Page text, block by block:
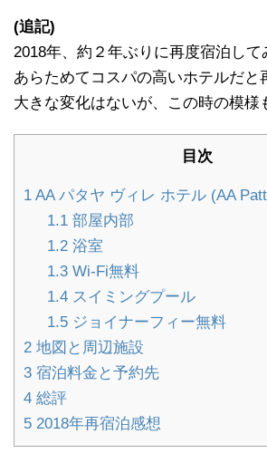
(追記)
2018年、約２年ぶりに再度宿泊して
あらためてコスパの高いホテルだと
大きな変化はないが、この時の模様
目次
1 AA パタヤ ヴィレ ホテル (AA
1.1部屋内部
1.2浴室
1.3Wi-Fi無料
1.4スイミングプール
1.5ジョイナーフィー無料
2 地図と周辺施設
3 宿泊料金と予約先
4 総評
5 2018年再宿泊感想